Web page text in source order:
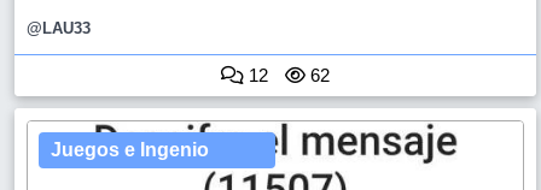
@LAU33
12 62
Juegos e Ingenio